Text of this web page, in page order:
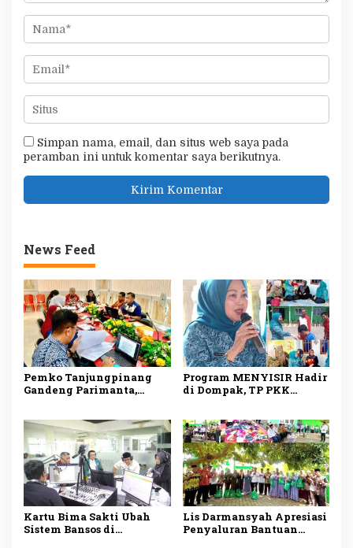
Simpan nama, email, dan situs web saya pada
peramban ini untuk komentar saya berikutnya.
News Feed
Pemko Tanjungpinang
Gandeng Parimanta,
Solar Subsidi
Program MENYISIR Hadir
di Dompak, TP PKK
Kartu Bima Sakti Ubah
Sistem Bansos di
Lis Darmansyah Apresiasi
Penyaluran Bantuan